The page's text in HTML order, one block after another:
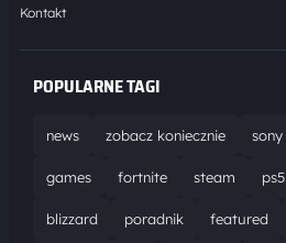
Kontakt
POPULARNE TAGI
news zobacz koniecznie sony
games fortnite steam ps5
blizzard poradnik featured